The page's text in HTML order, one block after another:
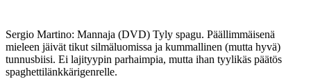
Sergio Martino: Mannaja (DVD) Tyly spagu. Päällimmäisenä
mieleen jäivät tikut silmäluomissa ja kummallinen (mutta hyvä)
tunnusbiisi. Ei lajityypin parhaimpia, mutta ihan tyylikäs päätös
spaghettilänkkärigenrelle.